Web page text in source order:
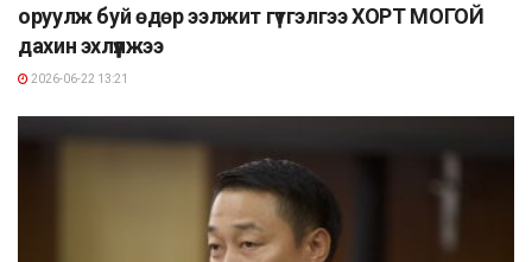
оруулж буй өдөр ээлжит гүтгэлгээ ХОРТ МОГОЙ
дахин эхлүүлжээ
2026-06-22 13:21